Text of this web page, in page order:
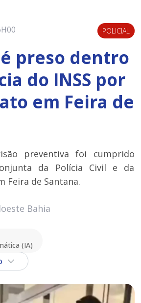
POLICIAL
preso dentro
do INSS por
em Feira de
preventiva foi cumprido
da Polícia Civil e da
Feira de Santana.
Bahia
(IA)